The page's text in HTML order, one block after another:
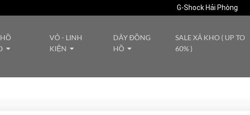
G-Shock Hải Phòng
VỎ - LINH
KIỆN
DÂY ĐỒNG
HỒ
SALE XẢ KHO ( UP TO
60% )